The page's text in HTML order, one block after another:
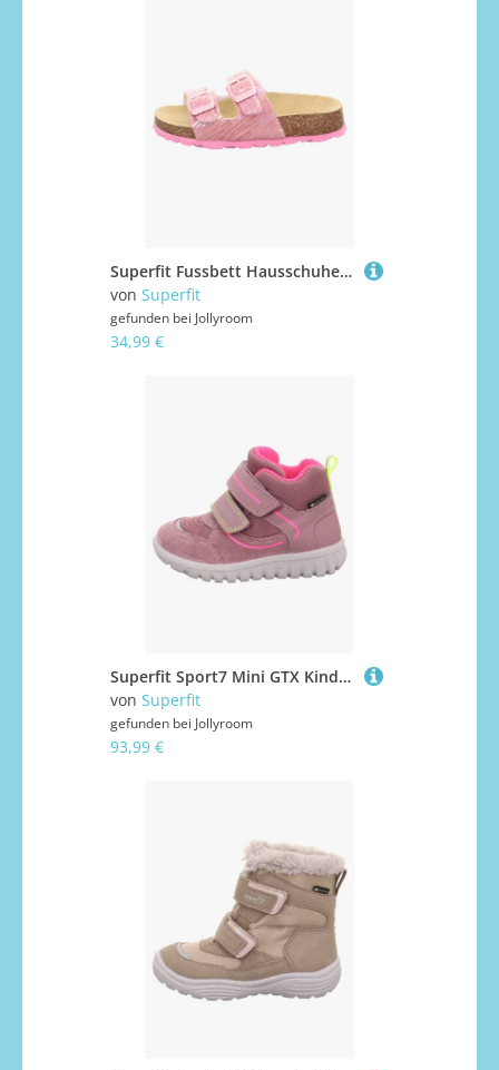
Superfit Fussbett Hausschuhe, Gold, 24
von Superfit
gefunden bei Jollyroom
34,99 €
Superfit Sport7 Mini GTX Kinder Sneaker, Pink, 31, Kinderschuhe
von Superfit
gefunden bei Jollyroom
93,99 €